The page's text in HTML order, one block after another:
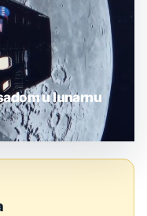
u lunarnu